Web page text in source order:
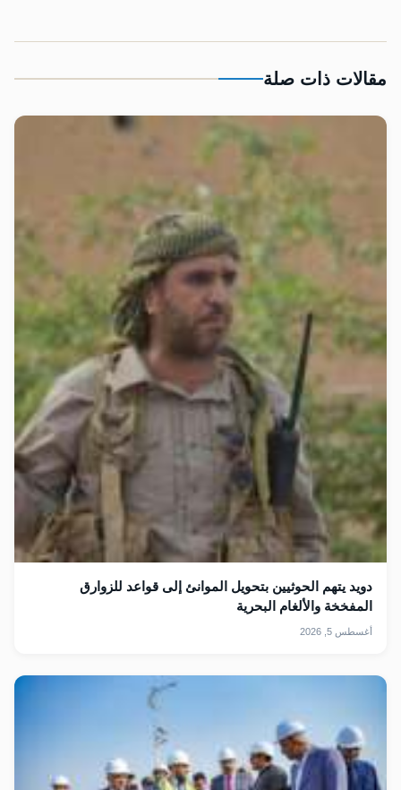
مقالات ذات صلة
دويد يتهم الحوثيين بتحويل الموانئ إلى قواعد للزوارق
المفخخة والألغام البحرية
أغسطس 5, 2026